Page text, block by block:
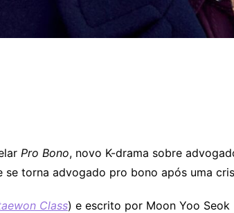
Pro Bono, novo K-drama sobre
torna advogado pro bono após uma
Class) e escrito por Moon Yoo Seok